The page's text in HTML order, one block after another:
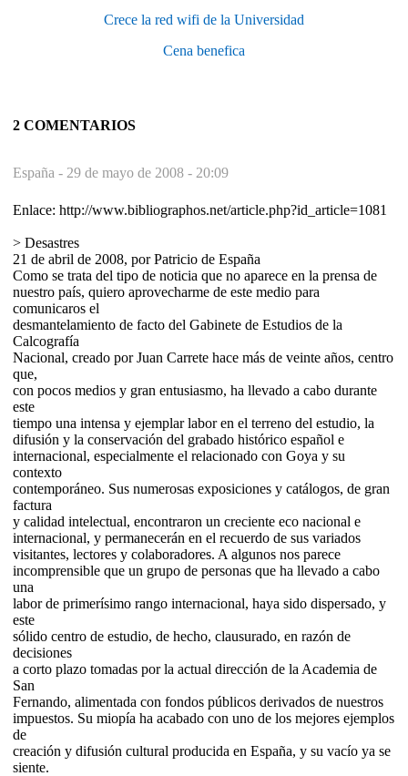
Crece la red wifi de la Universidad
Cena benefica
2 COMENTARIOS
España - 29 de mayo de 2008 - 20:09
Enlace: http://www.bibliographos.net/article.php?id_article=1081
> Desastres
21 de abril de 2008, por Patricio de España
Como se trata del tipo de noticia que no aparece en la prensa de
nuestro país, quiero aprovecharme de este medio para
comunicaros el
desmantelamiento de facto del Gabinete de Estudios de la
Calcografía
Nacional, creado por Juan Carrete hace más de veinte años, centro
que,
con pocos medios y gran entusiasmo, ha llevado a cabo durante
este
tiempo una intensa y ejemplar labor en el terreno del estudio, la
difusión y la conservación del grabado histórico español e
internacional, especialmente el relacionado con Goya y su
contexto
contemporáneo. Sus numerosas exposiciones y catálogos, de gran
factura
y calidad intelectual, encontraron un creciente eco nacional e
internacional, y permanecerán en el recuerdo de sus variados
visitantes, lectores y colaboradores. A algunos nos parece
incomprensible que un grupo de personas que ha llevado a cabo
una
labor de primerísimo rango internacional, haya sido dispersado, y
este
sólido centro de estudio, de hecho, clausurado, en razón de
decisiones
a corto plazo tomadas por la actual dirección de la Academia de
San
Fernando, alimentada con fondos públicos derivados de nuestros
impuestos. Su miopía ha acabado con uno de los mejores ejemplos
de
creación y difusión cultural producida en España, y su vacío ya se
siente.